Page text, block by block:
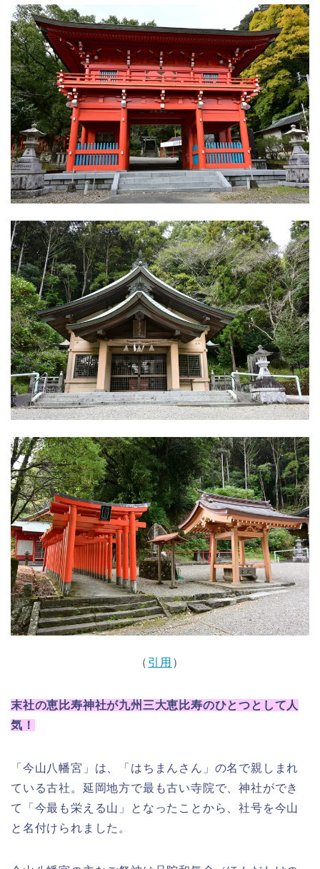
（ 引用 ）
末社の恵比寿神社が九州三大恵比寿のひとつとして人
気！
「今山八幡宮」は、「はちまんさん」の名で親しまれ
ている古社。延岡地方で最も古い寺院で、神社ができ
て「今最も栄える山」となったことから、社号を今山
と名付けられました。